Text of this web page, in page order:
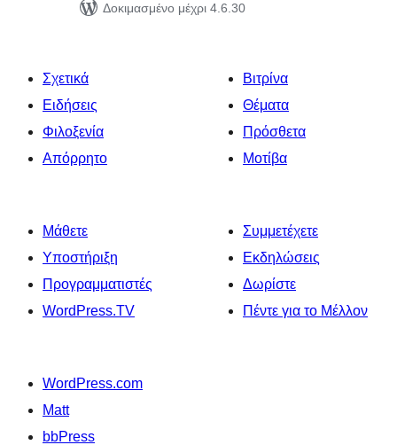
Δοκιμασμένο μέχρι 4.6.30
Σχετικά
Ειδήσεις
Φιλοξενία
Απόρρητο
Βιτρίνα
Θέματα
Πρόσθετα
Μοτίβα
Μάθετε
Υποστήριξη
Προγραμματιστές
WordPress.TV
Συμμετέχετε
Εκδηλώσεις
Δωρίστε
Πέντε για το Μέλλον
WordPress.com
Matt
bbPress